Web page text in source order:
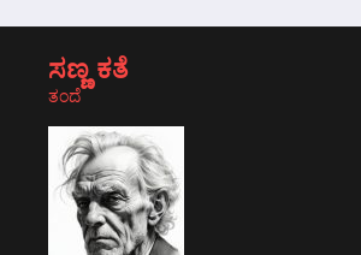
ಸಣ್ಣ ಕತೆ
ತಂದೆ